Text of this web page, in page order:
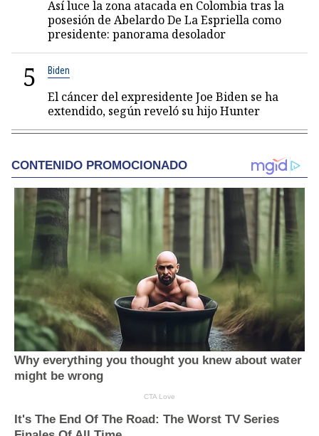
Así luce la zona atacada en Colombia tras la
posesión de Abelardo De La Espriella como
presidente: panorama desolador
5 Biden
El cáncer del expresidente Joe Biden se ha
extendido, según reveló su hijo Hunter